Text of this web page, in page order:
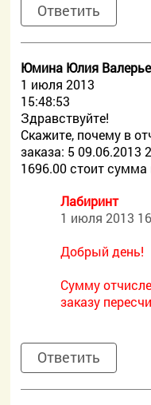
Ответить
Юмина Юлия
1 июля 2013
15:48:53
Здравствуйте!
Скажите, почему в
заказа: 5 09.06.2013
1696.00 стоит сумма
Лабиринт
1 июля 2013
Добрый день!
Сумму
заказу
Ответить